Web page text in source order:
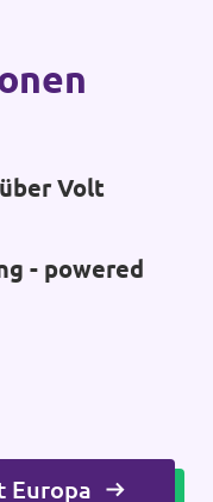
Volt - Podcast
Volt
- powered
Europa